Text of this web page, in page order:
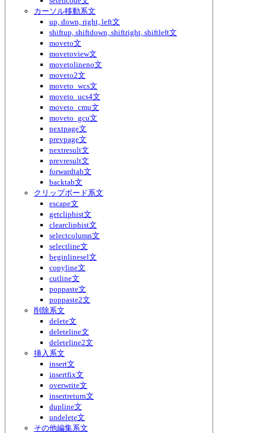
カーソル移動系文
up, down, right, left文
shiftup, shiftdown, shiftright, shiftleft文
moveto文
movetoview文
movetolineno文
moveto2文
moveto_wcs文
moveto_ucs4文
moveto_cmu文
moveto_gcu文
nextpage文
prevpage文
nextresult文
prevresult文
forwardtab文
backtab文
クリップボード系文
escape文
getcliphist文
clearcliphist文
selectcolumn文
selectline文
beginlinesel文
copyline文
cutline文
poppaste文
poppaste2文
削除系文
delete文
deleteline文
deleteline2文
挿入系文
insert文
insertfix文
overwrite文
insertreturn文
dupline文
undelete文
その他編集系文